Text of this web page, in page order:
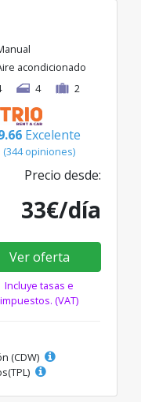
acondicionado
4 2
Excelente
(344 opiniones)
Precio desde:
33€/día
Ver oferta
Incluye tasas e
impuestos. (VAT)
(CDW)